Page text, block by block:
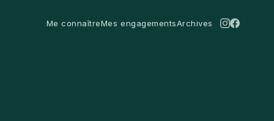
Me connaîtreMes engagementsArchives